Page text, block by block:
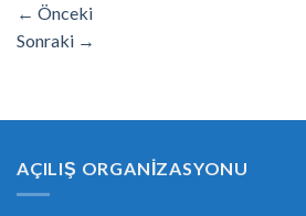
← Önceki
Sonraki →
AÇILIŞ ORGANIZASYONU